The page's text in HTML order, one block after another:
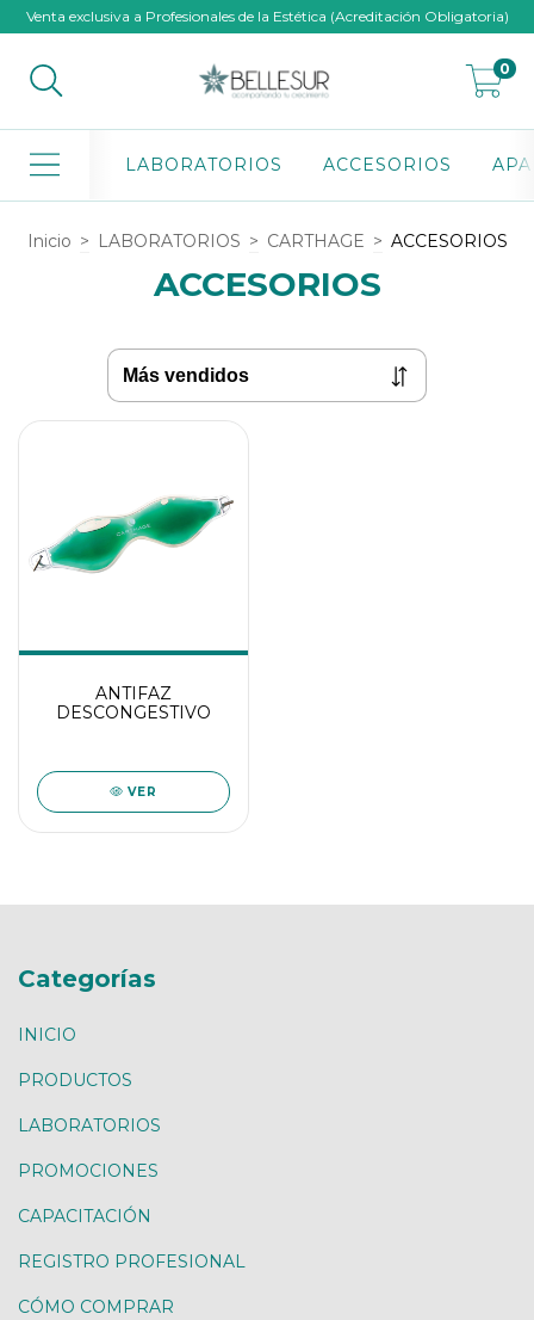
Venta exclusiva a Profesionales de la Estética (Acreditación Obligatoria)
0
LABORATORIOS ACCESORIOS
Inicio > LABORATORIOS > CARTHAGE > ACCESORIOS
ACCESORIOS
ANTIFAZ
DESCONGESTIVO
VER
Categorías
INICIO
PRODUCTOS
LABORATORIOS
PROMOCIONES
CAPACITACIÓN
REGISTRO PROFESIONAL
CÓMO COMPRAR